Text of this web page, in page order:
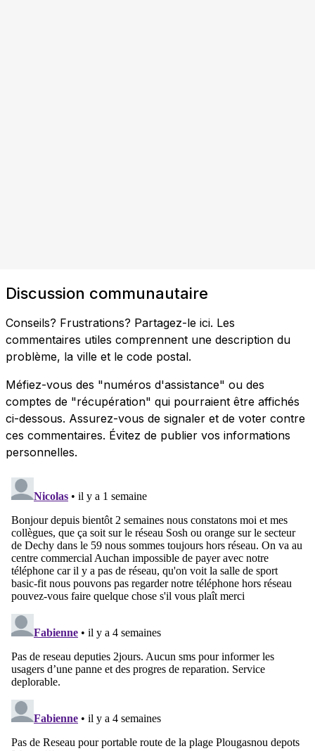
Discussion communautaire
Conseils? Frustrations? Partagez-le ici. Les
commentaires utiles comprennent une description du
problème, la ville et le code postal.
Méfiez-vous des "numéros d'assistance" ou des
comptes de "récupération" qui pourraient être affichés
ci-dessous. Assurez-vous de signaler et de voter contre
ces commentaires. Évitez de publier vos informations
personnelles.